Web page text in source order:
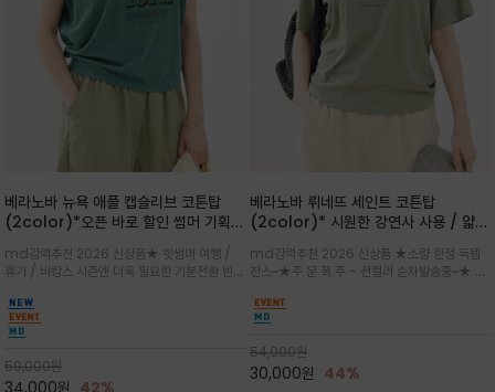
베라노바 뉴욕 애플 캡슬리브 코튼탑
(2color)*오픈 바로 할인 썸머 기획
★ 한정수량 제작 ★ 강연 코튼으로 빈
티지 프린트로 여름 하의와 모두 잘어울
리는 그래픽
md강력추천 2026 신상품★ 핫썸머 여행 /
휴가 / 바캉스 시즌엔 더욱 필요한 기분전환 빈티
부에 산뜻하게 닿는 프리미엄 /답답함 없는 라운
드 넥라인과 자연스럽게 어깨를 감싸는 캡슬리브
디자인이 팔 라인을 더욱 날씬
59,000원
베라노바 뤼네뜨 세인트 코튼탑
(2color)* 시원한 강연사 사용 / 얇고
피부에 잘 달라붙지 않아 통기성이 탁월
md강력추천 2026 신상품 ★소량 한정 득템
찬스~★주.문.폭.주 - 전컬러 순차발송중~★ 감
라인과 여유 있는 스탠다드 핏으로 부담 없이 착
용/과하지 않은 프린트 디테일이 룩에 세련된 위
트를 더해 데일리 룩에 포인트
54,000원
30,000원 44%